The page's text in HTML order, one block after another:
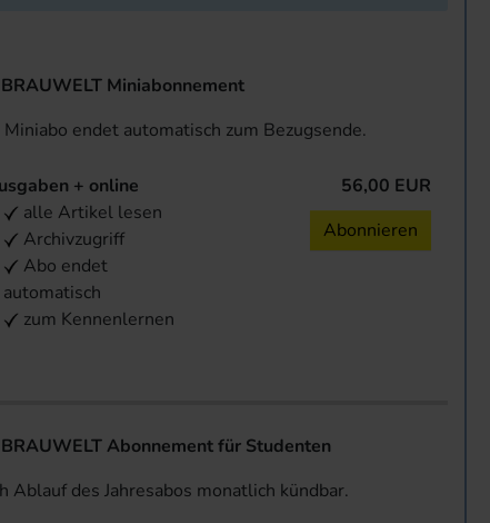
BRAUWELT Miniabonnement
Miniabo endet automatisch zum Bezugsende.
+ online
alle Artikel lesen
Archivzugriff
Abo endet
automatisch
zum Kennenlernen
56,00 EUR
Abonnieren
BRAUWELT Abonnement für Studenten
Ablauf des Jahresabos monatlich kündbar.